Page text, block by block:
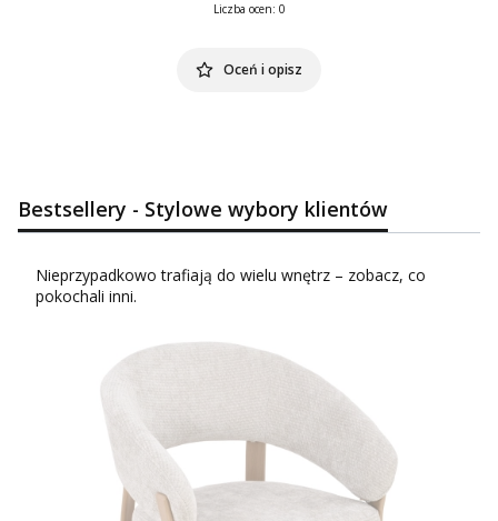
Liczba ocen: 0
Oceń i opisz
Bestsellery - Stylowe wybory klientów
Nieprzypadkowo trafiają do wielu wnętrz – zobacz, co
pokochali inni.